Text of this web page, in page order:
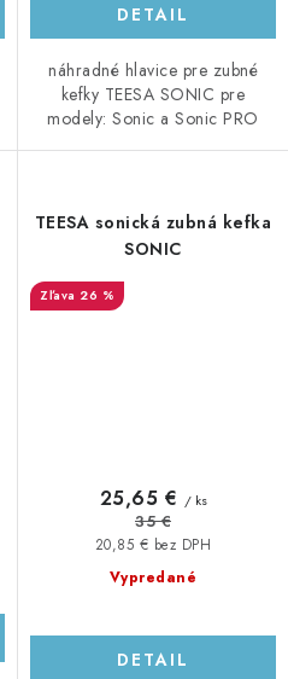
DETAIL
náhradné hlavice pre zubné
kefky TEESA SONIC pre
modely: Sonic a Sonic PRO
TEESA sonická zubná kefka
SONIC
26 %
Vypredané
20,85 € bez DPH
25,65 € / ks
35 €
DETAIL